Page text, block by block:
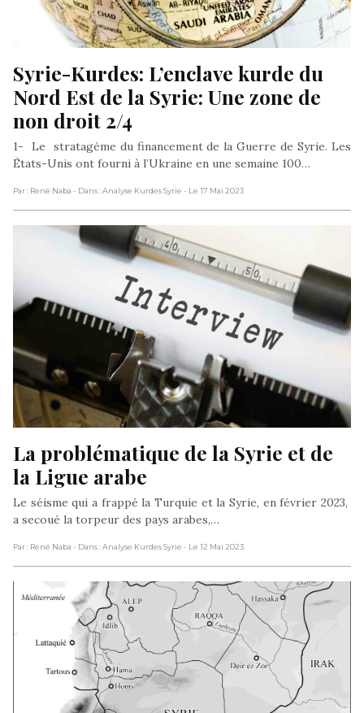
Syrie-Kurdes: L’enclave kurde du
Nord Est de la Syrie: Une zone de
non droit 2/4
1- Le stratagème du financement de la Guerre de Syrie. Les
États-Unis ont fourni à l’Ukraine en une semaine 100…
Par : René Naba - Dans : Analyse Kurdes Syrie - Le 17 Mai 2023
La problématique de la Syrie et de
la Ligue arabe
Le séisme qui a frappé la Turquie et la Syrie, en février 2023,
a secoué la torpeur des pays arabes,…
Par : René Naba - Dans : Analyse Kurdes Syrie - Le 12 Mai 2023